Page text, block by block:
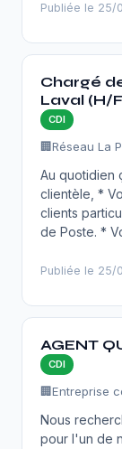
Publiée le 25/
Chargé
Laval (H/
CDI
🏢Réseau La
Au quotidien
clientèle, *
clients
de Poste. *
Publiée le 25/
AGENT
CDI
🏢Entreprise
Nous
pour l'un de